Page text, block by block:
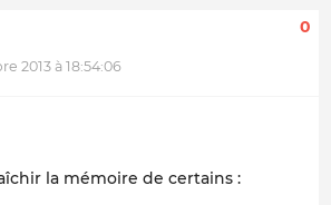
2013 à 18:54:06
0
la mémoire de certains :